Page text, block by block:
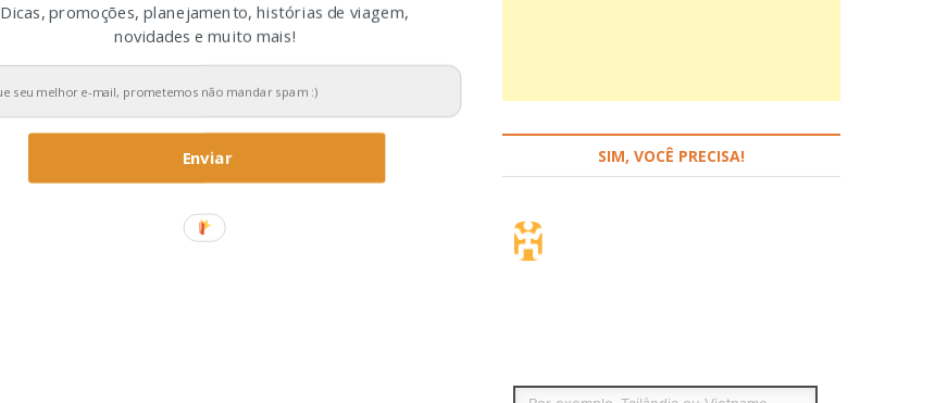
SIM, VOCÊ PRECISA!
Dicas, promoções, planejamento, histórias de viagem,
novidades e muito mais!
Enviar